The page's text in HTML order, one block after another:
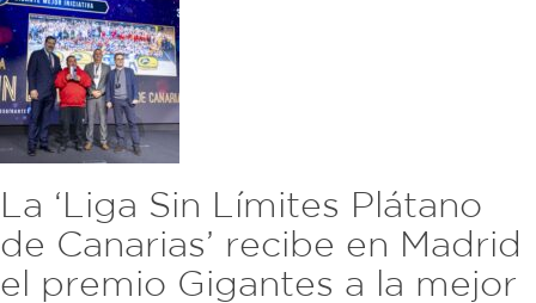
La ‘Liga Sin Límites Plátano
de Canarias’ recibe en Madrid
el premio Gigantes a la mejor